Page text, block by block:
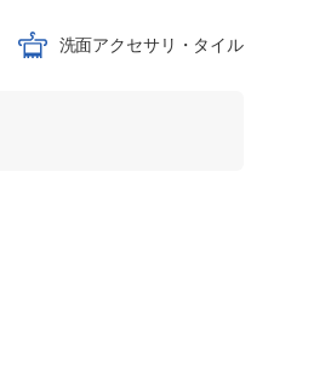
洗面アクセサリ・タイル